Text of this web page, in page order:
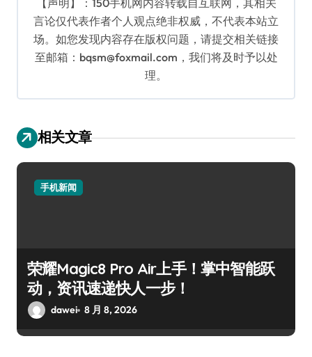
【声明】：150手机网内容转载自互联网，其相关
言论仅代表作者个人观点绝非权威，不代表本站立
场。如您发现内容存在版权问题，请提交相关链接
至邮箱：bqsm@foxmail.com，我们将及时予以处
理。
相关文章
手机新闻
荣耀Magic8 Pro Air上手！掌中智能跃
动，资讯速递快人一步！
dawei 8 月 8, 2026